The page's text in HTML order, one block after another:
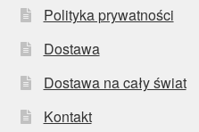
Polityka prywatności
Dostawa
Dostawa na cały świat
Kontakt